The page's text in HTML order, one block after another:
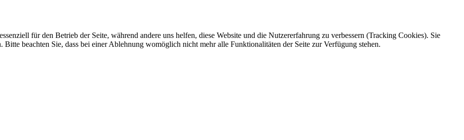
für den Betrieb der Seite, während andere uns helfen, diese Website und die Nutzererfahrung zu verbessern (Tracking Cookies). Sie
Bitte beachten Sie, dass bei einer Ablehnung womöglich nicht mehr alle Funktionalitäten der Seite zur Verfügung stehen.